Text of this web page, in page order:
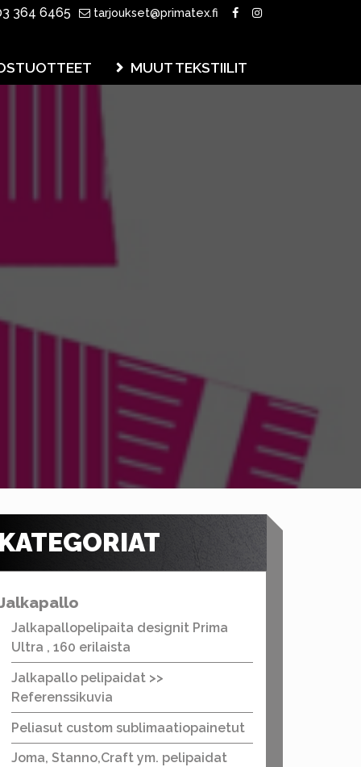
364 6465 tarjoukset@primatex.fi
MUUT TEKSTIILIT
Jalkapallopelipaita designit Prima
Ultra , 160 erilaista
Jalkapallo pelipaidat >>
Referenssikuvia
Peliasut custom sublimaatiopainetut
Joma, Stanno,Craft ym. pelipaidat